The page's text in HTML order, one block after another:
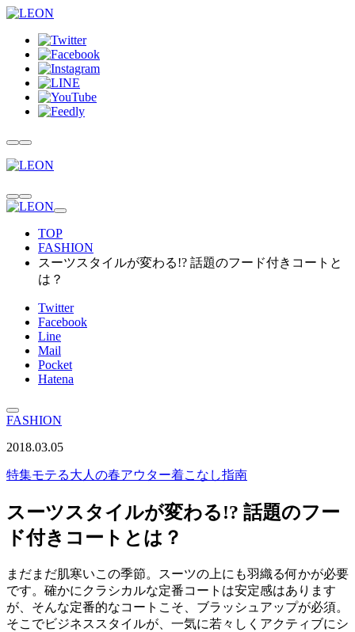
TOP
FASHION
スーツスタイルが変わる!? 話題のフード付きコートと
は？
Twitter
Facebook
Line
Mail
Pocket
Hatena
FASHION
2018.03.05
特集モテる大人の春アウター着こなし指南
スーツスタイルが変わる!? 話題のフー
ド付きコートとは？
まだまだ肌寒いこの季節。スーツの上にも羽織る何かが必要
です。確かにクラシカルな定番コートは安定感はあります
が、そんな定番的なコートこそ、ブラッシュアップが必須。
そこでビジネススタイルが、一気に若々しくアクティブにシ